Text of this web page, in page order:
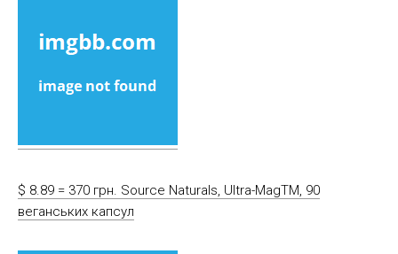
$ 8.89 = 370 грн. Source Naturals, Ultra-MagTM, 90
веганських капсул